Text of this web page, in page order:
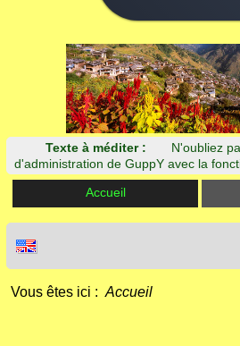
Texte à méditer :
N'oubliez
d'administration de GuppY avec la
Accueil
Vous êtes ici : Accueil